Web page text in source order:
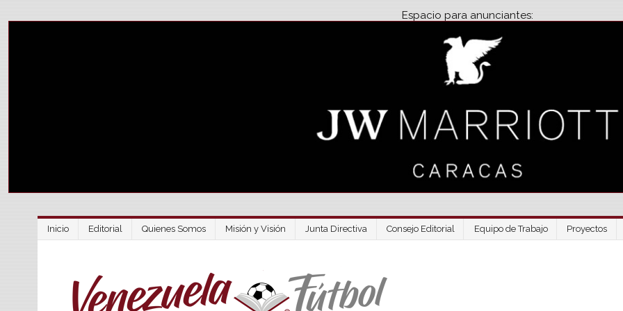
Espacio para anunciantes:
Inicio Editorial Quienes Somos Misión y Visión Junta Directiva Consejo Editorial Equipo de Trabajo Proyectos